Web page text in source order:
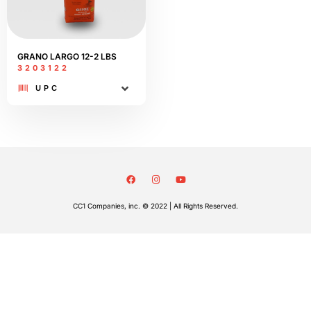
GRANO LARGO 12-2 LBS
3203122
UPC
CC1 Companies, inc. © 2022 | All Rights Reserved.